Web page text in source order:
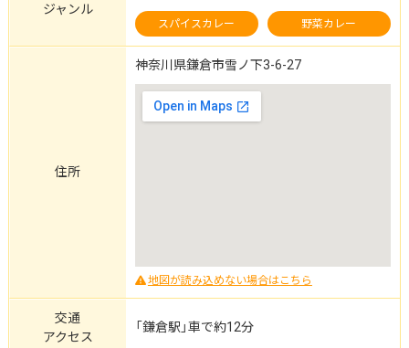
ジャンル
スパイスカレー 野菜カレー
住所
神奈川県鎌倉市雪ノ下3-6-27
地図が読み込めない場合はこちら
交通
アクセス
「鎌倉駅」車で約12分